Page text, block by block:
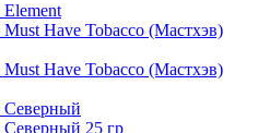
Element
Must Have Tobacco (Мастхэв)
Must Have Tobacco (Мастхэв)
Северный
Северный 25 гр